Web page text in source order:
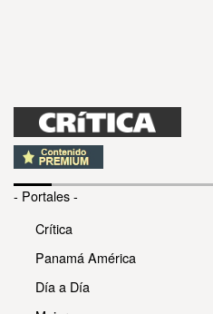
- Portales -
Crítica
Panamá América
Día a Día